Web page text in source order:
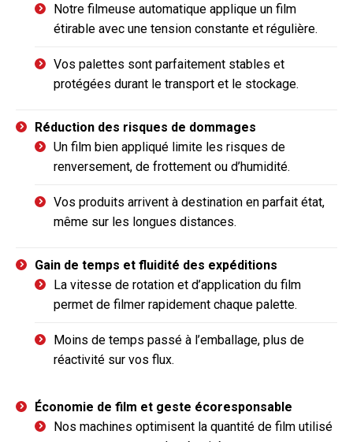
Notre filmeuse automatique applique un film
étirable avec une tension constante et régulière.
Vos palettes sont parfaitement stables et
protégées durant le transport et le stockage.
Réduction des risques de dommages
Un film bien appliqué limite les risques de
renversement, de frottement ou d’humidité.
Vos produits arrivent à destination en parfait état,
même sur les longues distances.
Gain de temps et fluidité des expéditions
La vitesse de rotation et d’application du film
permet de filmer rapidement chaque palette.
Moins de temps passé à l’emballage, plus de
réactivité sur vos flux.
Économie de film et geste écoresponsable
Nos machines optimisent la quantité de film utilisé